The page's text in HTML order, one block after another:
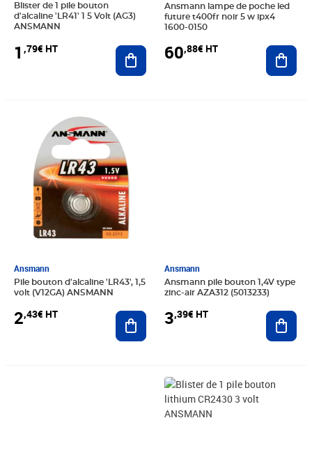
Blister de 1 pile bouton
d'alcaline 'LR41' 1 5 Volt (AG3)
ANSMANN
1 ,79€ HT Ajouter au panier
Ansmann lampe de poche led
future t400fr noir 5 w ipx4
1600-0150
60,88€ HT
Ansmann
Pile bouton d'alcaline 'LR43', 1,5
volt (V12GA) ANSMANN
2,43€ HT
Prix 2,43€ HT
Ajouter au panier
Ansmann
Ansmann pile bouton 1,4V type
zinc-air AZA312 (5013233)
3,39€ HT
Prix 2,14€ HT